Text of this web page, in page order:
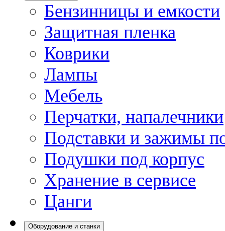
Бензинницы и емкости
Защитная пленка
Коврики
Лампы
Мебель
Перчатки, напалечники
Подставки и зажимы
Подушки под корпус
Хранение в сервисе
Цанги
Оборудование и станки